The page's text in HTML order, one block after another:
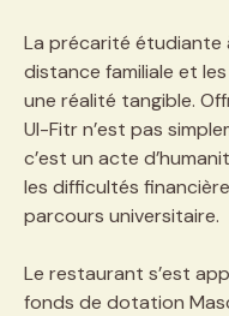
La précarité étudiante
distance familiale et
une réalité tangible.
Ul-Fitr n’est pas
c’est un acte
les difficultés
parcours universitaire.
Le restaurant s’est
fonds de dotation